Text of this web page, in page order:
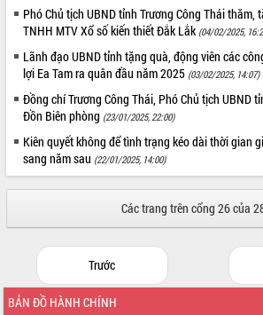
Phó Chủ tịch UBND tỉnh Trương Công Thái thăm,
TNHH MTV Xổ số kiến thiết Đắk Lắk (04/02/2025,
Lãnh đạo UBND tỉnh tặng quà, động viên các
lợi Ea Tam ra quân đầu năm 2025 (03/02/2025, 14:07)
Đồng chí Trương Công Thái, Phó Chủ tịch UBND
Đồn Biên phòng (23/01/2025, 22:00)
Kiên quyết không để tình trạng kéo dài thời gian
sang năm sau (22/01/2025, 14:00)
Các trang trên cổng 26 của
Trước
BẢN ĐỒ HÀNH CHÍNH